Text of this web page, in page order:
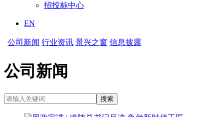
招投标中心
EN
公司新闻 行业资讯 景兴之窗 信息披露
公司新闻